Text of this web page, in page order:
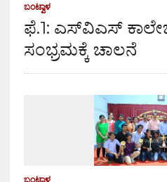
ಬಂಟ್ವಾಳ
ಫೆ.1: ಎಸ್‌ವಿಎಸ್
ಸಂಭ್ರಮಕ್ಕೆ ಚಾಲನೆ
ಬಂಟ್ವಾಳ